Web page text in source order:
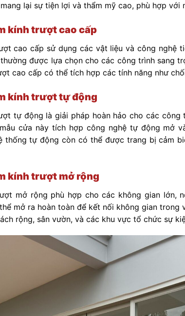
lại sự tiện lợi và thẩm mỹ cao, phù hợp
kính trượt cao cấp
cao cấp sử dụng các vật liệu và công nghệ
được lựa chọn cho các công trình sang
cao cấp có thể tích hợp các tính năng như
kính trượt tự động
tự động là giải pháp hoàn hảo cho các
cửa này tích hợp công nghệ tự động mở
thống tự động còn có thể được trang bị cảm
kính trượt mở rộng
mở rộng phù hợp cho các không gian lớn,
mở ra hoàn toàn để kết nối không gian trong
rộng, sân vườn, và các khu vực tổ chức sự